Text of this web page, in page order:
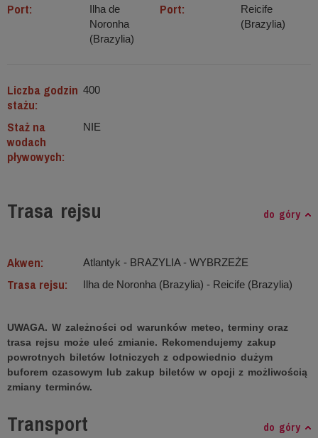
Port:
Ilha de
Noronha
(Brazylia)
Port:
Reicife
(Brazylia)
Liczba godzin
stażu:
400
Staż na
wodach
pływowych:
NIE
Trasa rejsu do góry
Akwen: Atlantyk ‐ BRAZYLIA - WYBRZEŻE
Trasa rejsu: Ilha de Noronha (Brazylia) - Reicife (Brazylia)
UWAGA. W zależności od warunków meteo, terminy oraz
trasa rejsu może uleć zmianie. Rekomendujemy zakup
powrotnych biletów lotniczych z odpowiednio dużym
buforem czasowym lub zakup biletów w opcji z możliwością
zmiany terminów.
Transport do góry